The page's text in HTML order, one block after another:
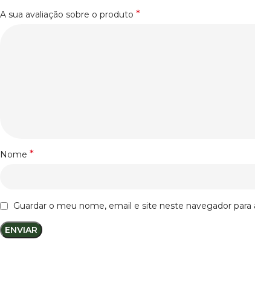
A sua avaliação sobre o produto *
Nome *
Guardar o meu nome, email e site neste navegador